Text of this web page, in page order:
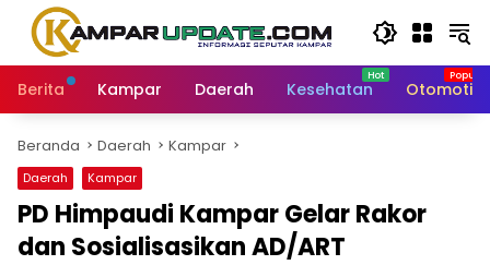
Langsung
konten
Berita
Kampar Daerah Kesehatan Otomotif
Beranda Daerah Kampar
Daerah Kampar
PD Himpaudi Kampar Gelar Rakor
dan Sosialisasikan AD/ART